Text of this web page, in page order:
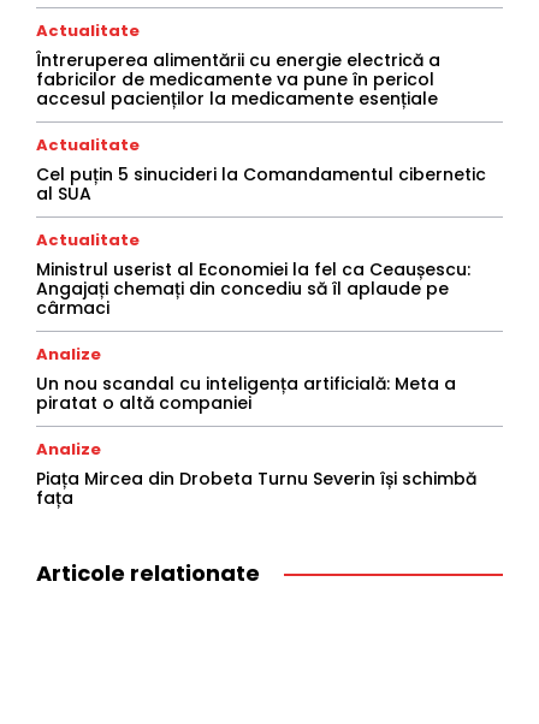
Actualitate
Întreruperea alimentării cu energie electrică a
fabricilor de medicamente va pune în pericol
accesul pacienților la medicamente esențiale
Actualitate
Cel puțin 5 sinucideri la Comandamentul cibernetic
al SUA
Actualitate
Ministrul userist al Economiei la fel ca Ceaușescu:
Angajați chemați din concediu să îl aplaude pe
cârmaci
Analize
Un nou scandal cu inteligența artificială: Meta a
piratat o altă companiei
Analize
Piața Mircea din Drobeta Turnu Severin își schimbă
fața
Articole relationate